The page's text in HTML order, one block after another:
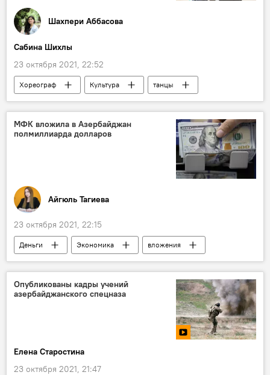
Шахпери Аббасова
Сабина Шихлы
23 октября 2021, 22:52
Хореограф Культура
танцы
Азербайджан
МФК вложила в Азербайджан
полмиллиарда долларов
Айгюль Тагиева
23 октября 2021, 22:15
Деньги Экономика
вложения
Международная финансовая корпорация (МФК)
Опубликованы кадры учений
азербайджанского спецназа
Елена Старостина
23 октября 2021, 21:47